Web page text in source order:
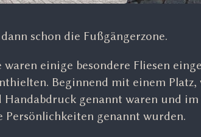
schon die Fußgängerzone.
einige besondere Fliesen
Beginnend mit einem
genannt waren und
Persönlichkeiten genannt wurden.